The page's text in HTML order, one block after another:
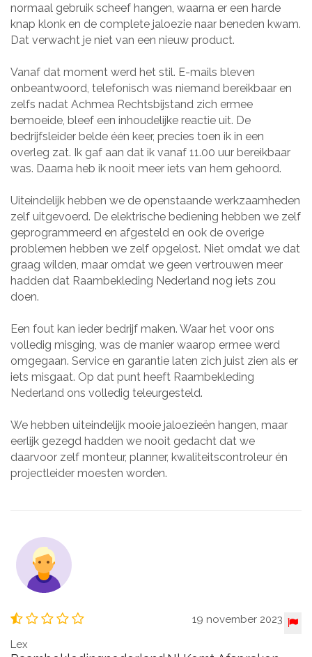
normaal gebruik scheef hangen, waarna er een harde
knap klonk en de complete jaloezie naar beneden kwam.
Dat verwacht je niet van een nieuw product.
Vanaf dat moment werd het stil. E-mails bleven
onbeantwoord, telefonisch was niemand bereikbaar en
zelfs nadat Achmea Rechtsbijstand zich ermee
bemoeide, bleef een inhoudelijke reactie uit. De
bedrijfsleider belde één keer, precies toen ik in een
overleg zat. Ik gaf aan dat ik vanaf 11.00 uur bereikbaar
was. Daarna heb ik nooit meer iets van hem gehoord.
Uiteindelijk hebben we de openstaande werkzaamheden
zelf uitgevoerd. De elektrische bediening hebben we zelf
geprogrammeerd en afgesteld en ook de overige
problemen hebben we zelf opgelost. Niet omdat we dat
graag wilden, maar omdat we geen vertrouwen meer
hadden dat Raambekleding Nederland nog iets zou
doen.
Een fout kan ieder bedrijf maken. Waar het voor ons
volledig misging, was de manier waarop ermee werd
omgegaan. Service en garantie laten zich juist zien als er
iets misgaat. Op dat punt heeft Raambekleding
Nederland ons volledig teleurgesteld.
We hebben uiteindelijk mooie jaloezieën hangen, maar
eerlijk gezegd hadden we nooit gedacht dat we
daarvoor zelf monteur, planner, kwaliteitscontroleur én
projectleider moesten worden.
19 november 2023
Lex